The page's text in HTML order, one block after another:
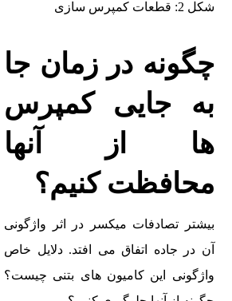
شکل 2: قطعات کمپرس سازی
چگونه در زمان جا
به جایی کمپرس
ها از آنها
محافظت کنیم؟
بیشتر تصادفات میکسر در اثر واژگونی
آن در جاده اتفاق می افتد. دلایل خاص
واژگونی این کامیون های بتنی چیست؟